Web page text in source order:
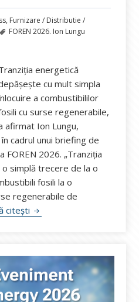
, Furnizare / Distributie /
Etichete
FOREN 2026. Ion Lungu
energetică
cu mult simpla
a combustibililor
cu surse regenerabile,
afirmat Ion Lungu,
cadrul unui briefing de
FOREN 2026. „Tranziția
simplă trecere de la o
fosili la o
regenerabile de
citești FOREN 2026. Ion Lungu,